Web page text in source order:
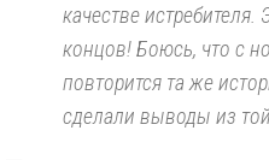
качестве
концов! Боюсь, что с
повторится та же
сделали выводы из